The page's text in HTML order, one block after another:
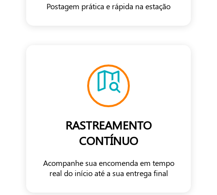
Postagem prática e rápida na estação
RASTREAMENTO
CONTÍNUO
Acompanhe sua encomenda em tempo
real do início até a sua entrega final